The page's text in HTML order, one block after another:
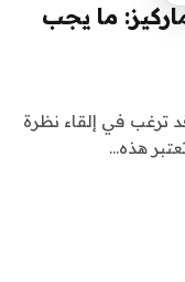
ما يجب
في إلقاء نظرة
هذه…